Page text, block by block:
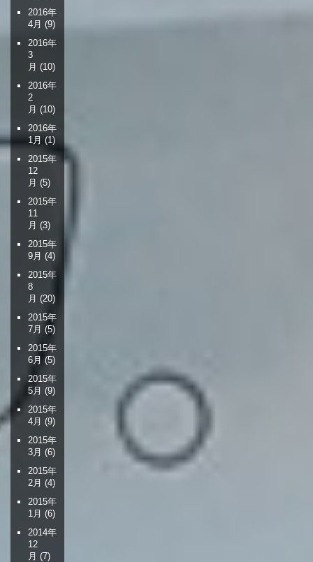
2016年
4月 (9)
2016年
3
月 (10)
2016年
2
月 (10)
2016年
1月 (1)
2015年
12
月 (5)
2015年
11
月 (3)
2015年
9月 (4)
2015年
8
月 (20)
2015年
7月 (5)
2015年
6月 (5)
2015年
5月 (9)
2015年
4月 (9)
2015年
3月 (6)
2015年
2月 (4)
2015年
1月 (6)
2014年
12
月 (7)